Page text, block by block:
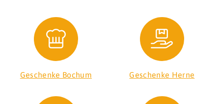
Geschenke Bochum Geschenke Herne